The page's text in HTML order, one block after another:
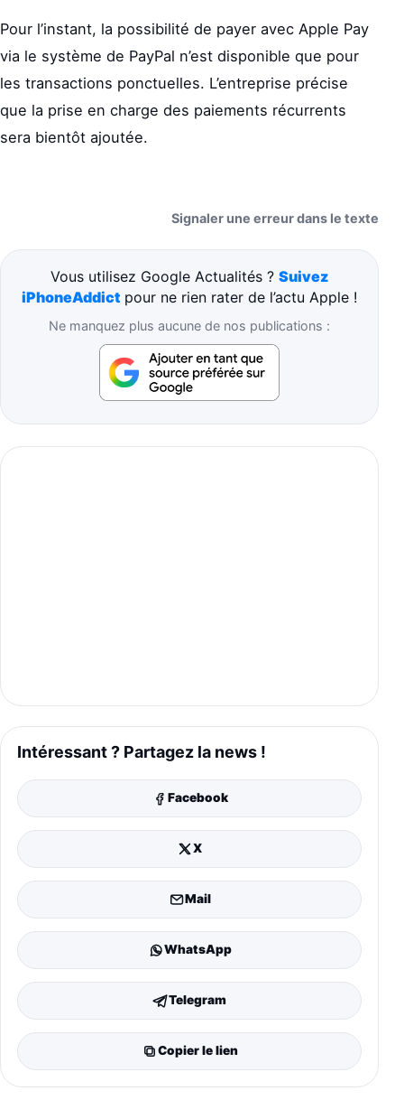
Pour l’instant, la possibilité de payer avec Apple Pay
via le système de PayPal n’est disponible que pour
les transactions ponctuelles. L’entreprise précise
que la prise en charge des paiements récurrents
sera bientôt ajoutée.
Signaler une erreur dans le texte
Vous utilisez Google Actualités ? Suivez
iPhoneAddict pour ne rien rater de l’actu Apple !
Ne manquez plus aucune de nos publications :
Intéressant ? Partagez la news !
Facebook
X
Mail
WhatsApp
Telegram
Copier le lien